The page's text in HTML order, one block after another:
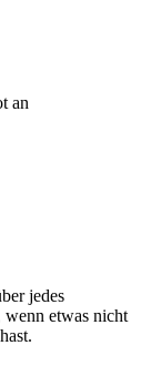
an
jedes
wenn etwas nicht